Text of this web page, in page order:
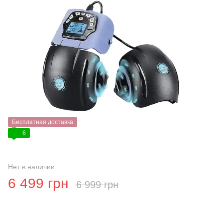
Бесплатная доставка
6
Нет в наличии
6 499 грн 6 999 грн